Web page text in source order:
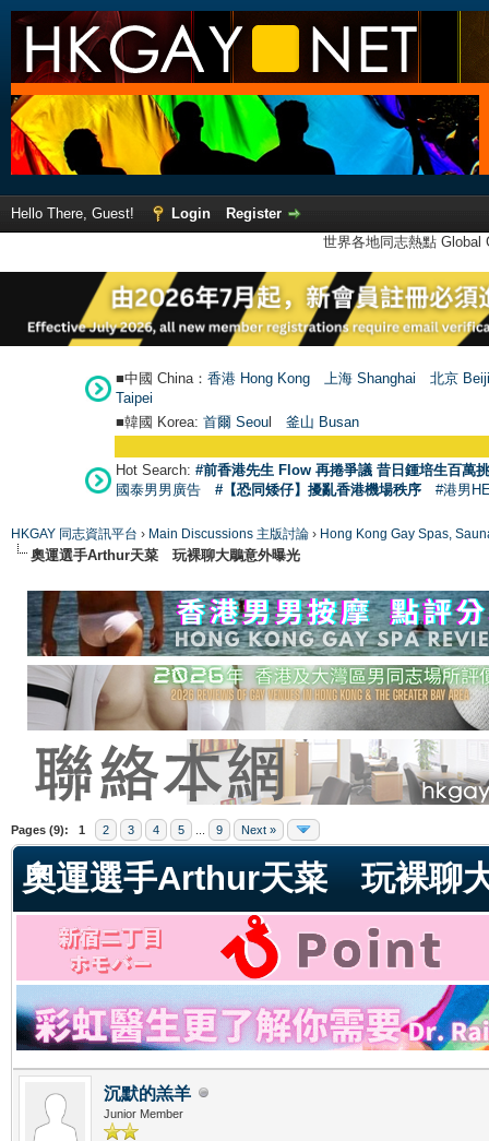
Hello There, Guest! Login
Register
世界各地同志熱點
■中國 China： 香港 Hong Kong 上海 Shanghai
北京
Taipei
■韓國 Korea: 首爾 Seoul 釜山 Busan
Hot Search: #前香港先生 Flow 再捲爭議 昔日鍾培生百萬
國泰男男廣告
#【恐同矮仔】擾亂香港機場秩序 #港男
HKGAY 同志資訊平台 › Main Discussions 主版討論 › Hong Kong Gay Spas,
奧運選手Arthur天菜 玩裸聊大鵰意外曝光
Pages (9): 1 2 3 4 5 9 Next »
奧運選手Arthur天菜 玩裸聊
沉默的羔羊
Junior Member